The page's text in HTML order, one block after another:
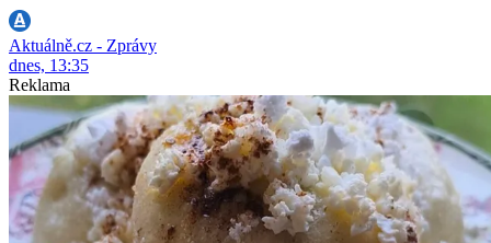
Aktuálně.cz - Zprávy
dnes, 13:35
Reklama